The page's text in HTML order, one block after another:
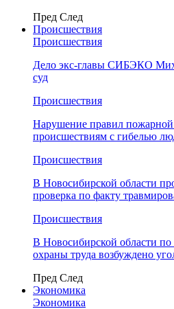
Пред След
Происшествия
Происшествия
Дело экс-главы СИБЭКО
суд
Происшествия
Нарушение правил пожарной
происшествиям с гибелью
Происшествия
В Новосибирской области
проверка по факту
Происшествия
В Новосибирской области
охраны труда возбуждено
Пред След
Экономика
Экономика